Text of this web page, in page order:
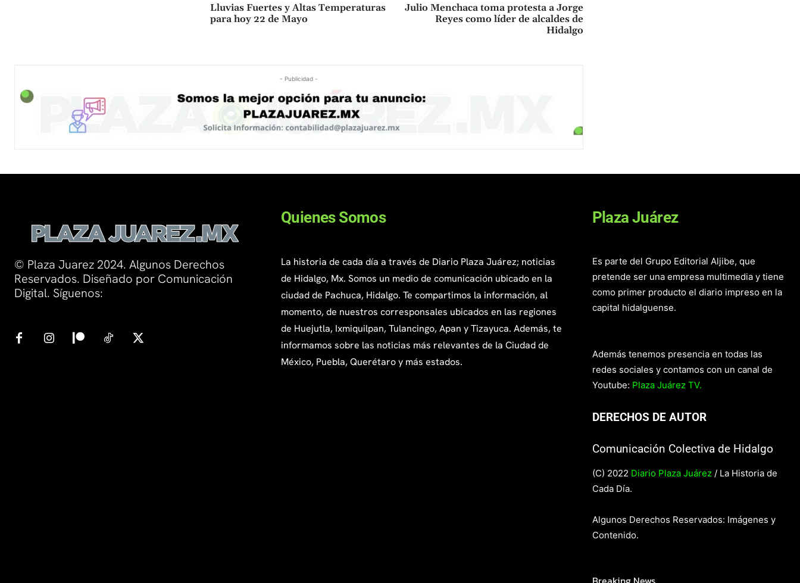
Lluvias Fuertes y Altas Temperaturas
para hoy 22 de Mayo
Julio Menchaca toma protesta a Jorge
Reyes como líder de alcaldes de
Hidalgo
- Publicidad -
© Plaza Juarez 2024. Algunos Derechos
Reservados. Diseñado por Comunicación
Digital. Síguenos:
Quienes Somos
La historia de cada día a través de Diario Plaza Juárez; noticias
de Hidalgo, Mx. Somos un medio de comunicación ubicado en la
ciudad de Pachuca, Hidalgo. Te compartimos la información, al
momento, de nuestros corresponsales ubicados en las regiones
de Huejutla, Ixmiquilpan, Tulancingo, Apan y Tizayuca. Además, te
informamos sobre las noticias más relevantes de la Ciudad de
México, Puebla, Querétaro y más estados.
Plaza Juárez
Es parte del Grupo Editorial Aljibe, que
pretende ser una empresa multimedia y tiene
como primer producto el diario impreso en la
capital hidalguense.
Además tenemos presencia en todas las
redes sociales y contamos con un canal de
Youtube: Plaza Juárez TV.
DERECHOS DE AUTOR
Comunicación Colectiva de Hidalgo
(C) 2022 Diario Plaza Juárez / La Historia de
Cada Día.
Algunos Derechos Reservados: Imágenes y
Contenido.